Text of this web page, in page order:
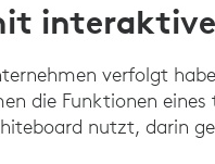
verfolgt
die Funktionen
nutzt, darin